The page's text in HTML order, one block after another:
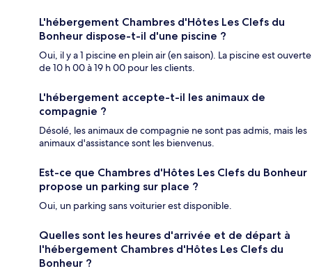
L'hébergement Chambres d'Hôtes Les Clefs du
Bonheur dispose-t-il d'une piscine ?
Oui, il y a 1 piscine en plein air (en saison). La piscine est ouverte
de 10 h 00 à 19 h 00 pour les clients.
L'hébergement accepte-t-il les animaux de
compagnie ?
Désolé, les animaux de compagnie ne sont pas admis, mais les
animaux d'assistance sont les bienvenus.
Est-ce que Chambres d'Hôtes Les Clefs du Bonheur
propose un parking sur place ?
Oui, un parking sans voiturier est disponible.
Quelles sont les heures d'arrivée et de départ à
l'hébergement Chambres d'Hôtes Les Clefs du
Bonheur ?